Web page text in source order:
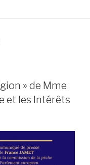
» de Mme
et les Intérêts